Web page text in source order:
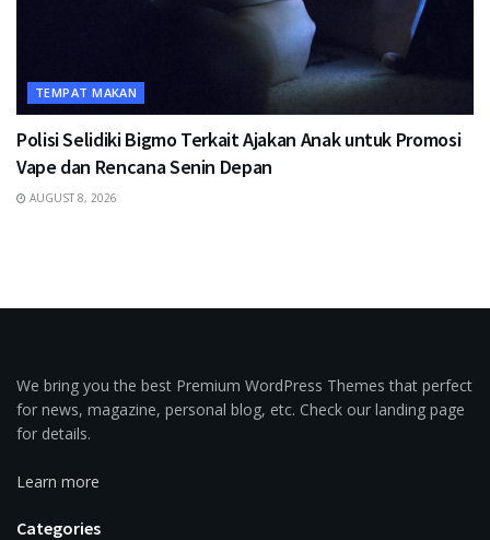
TEMPAT MAKAN
Polisi Selidiki Bigmo Terkait Ajakan Anak untuk Promosi
Vape dan Rencana Senin Depan
AUGUST 8, 2026
We bring you the best Premium WordPress Themes that perfect
for news, magazine, personal blog, etc. Check our landing page
for details.
Learn more
Categories